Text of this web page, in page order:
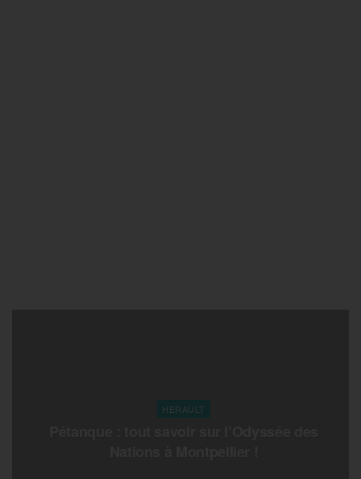
HERAULT